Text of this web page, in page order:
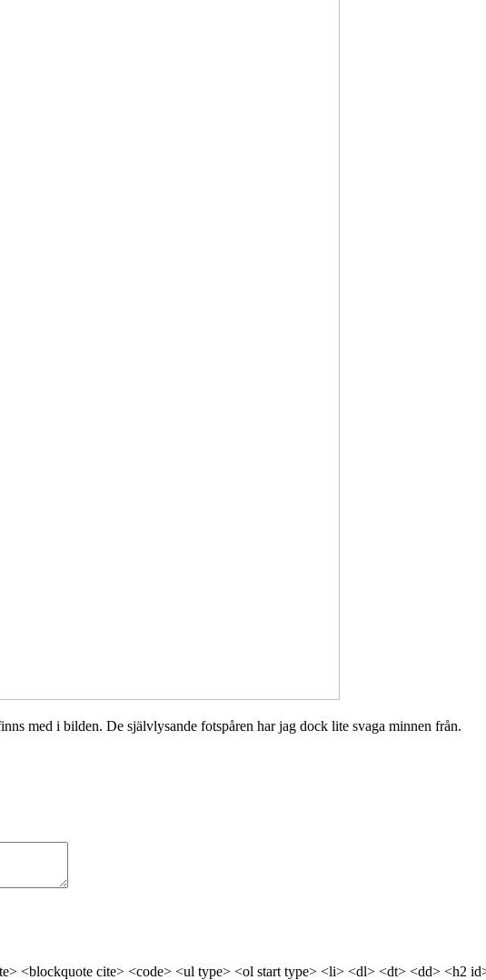
med i bilden. De självlysande fotspåren har jag dock lite svaga minnen från.
<blockquote cite> <code> <ul type> <ol start type> <li> <dl> <dt> <dd> <h2